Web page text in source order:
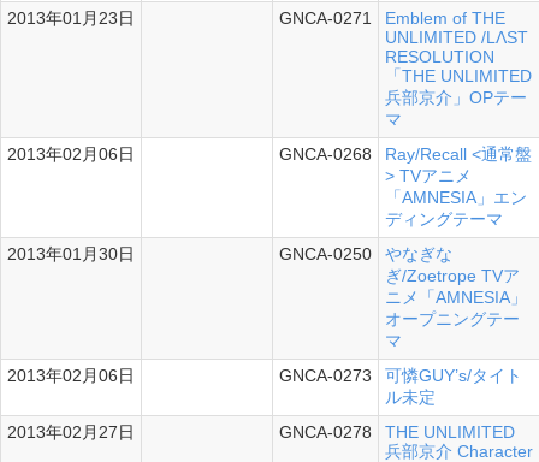
2013年01月23日
グル GNCA-0271
Emblem of THE
UNLIMITED /LΛST
RESOLUTION
「THE UNLIMITED
兵部京介」OPテー
マ
2013年02月06日
グル GNCA-0268
Ray/Recall <通常盤
> TVアニメ
「AMNESIA」エン
ディングテーマ
2013年01月30日
グル GNCA-0250
やなぎな
ぎ/Zoetrope TVア
ニメ「AMNESIA」
オープニングテー
マ
2013年02月06日
グル GNCA-0273
可憐GUY’s/タイト
ル未定
2013年02月27日
グル GNCA-0278
THE UNLIMITED
兵部京介 Character